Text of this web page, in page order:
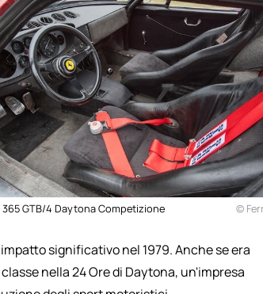
365 GTB/4 Daytona Competizione ©
significativo nel 1979. Anche se era
nella 24 Ore di Daytona, un'impresa